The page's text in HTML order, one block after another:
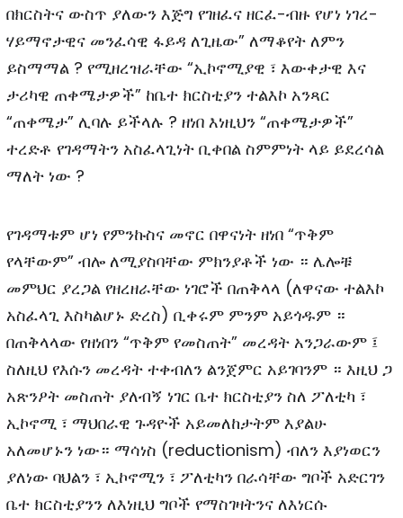
በክርስትና ውስጥ ያለውን እጅግ የገዘፈና ዘርፈ-ብዙ የሆነ ነገረ-
ሃይማኖታዊና መንፈሳዊ ፋይዳ ለጊዜው” ለማቆየት ለምን
ይስማማል ? የሚዘረዝራቸው “ኢኮኖሚያዊ ፣ እውቀታዊ እና
ታሪካዊ ጠቀሜታዎች” ከቤተ ክርስቲያን ተልእኮ አንጻር
“ጠቀሜታ” ሊባሉ ይችላሉ ? ዘነበ እነዚህን “ጠቀሜታዎች”
ተረድቶ የገዳማትን አስፈላጊነት ቢቀበል ስምምነት ላይ ይደረሳል
ማለት ነው ?
የገዳማቱም ሆነ የምንኩስና መኖር በዋናነት ዘነበ “ጥቅም
የላቸውም” ብሎ ለሚያስባቸው ምክንያቶች ነው ። ሌሎቹ
መምህር ያረጋል የዘረዘራቸው ነገሮች በጠቅላላ (ለዋናው ተልእኮ
አስፈላጊ እስካልሆኑ ድረስ) ቢቀሩም ምንም አይጎዱም ።
በጠቅላላው የዘነበን “ጥቅም የመስጠት” መረዳት አንጋራውም ፤
ስለዚህ የእሱን መረዳት ተቀብለን ልንጀምር አይገባንም ። እዚህ ጋ
አጽንዖት መስጠት ያለብኝ ነገር ቤተ ክርስቲያን ስለ ፖለቲካ ፣
ኢኮኖሚ ፣ ማህበራዊ ጉዳዮች አይመለከታትም እያልሁ
አለመሆኑን ነው። ማሳነስ (reductionism) ብለን እያነወርን
ያለነው ባህልን ፣ ኢኮኖሚን ፣ ፖለቲካን በራሳቸው ግቦች አድርገን
ቤተ ክርስቲያንን ለእነዚህ ግቦች የማስገዛትንና ለእነርሱ